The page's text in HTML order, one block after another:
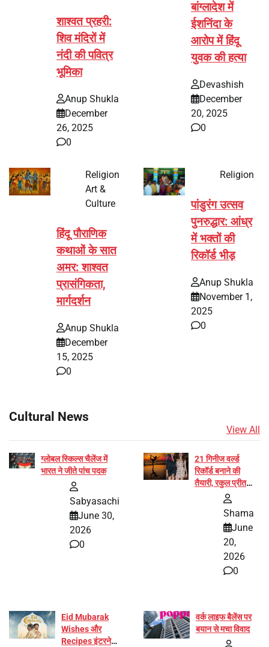
शाश्वत प्रहरी:
शिव मंदिरों में
नंदी की पवित्र
भूमिका
Anup Shukla
December
26, 2025
0
बांग्लादेश में
ईशनिंदा के
आरोप में हिंदू
युवक की हत्या
Devashish
December
20, 2025
0
Religion
Art &
Culture
हिंदू पौराणिक
कथाओं के सात
अमर: शाश्वत
प्रासंगिकता,
मार्गदर्शन
Anup Shukla
December
15, 2025
0
Religion
पांडुरंग उत्सव
पुनरुद्धार: आंध्र
में भक्तों की
रिकॉर्ड भीड़
Anup Shukla
November 1,
2025
0
Cultural News
View All
ग्लोबल स्किल्स चैलेंज में
भारत ने जीते पांच पदक
Sabyasachi
June 30,
2026
0
21 गिनीज वर्ल्ड
रिकॉर्ड बनाने की
तैयारी, रकुल प्रीत
और प्रज्ञा जायसवाल
Shama
June
20,
2026
0
Eid Mubarak
Wishes और
Recipes इंटरनेट
वर्क लाइफ बैलेंस पर
बयान से मचा विवाद